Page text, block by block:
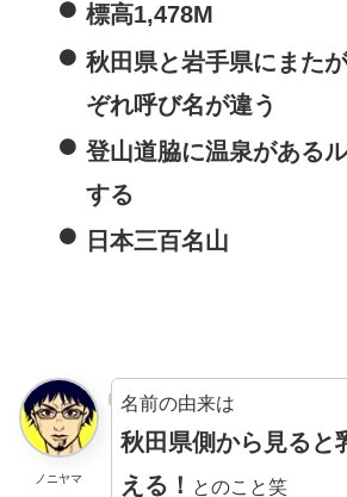
標高1,478M
秋田県と岩手県にまた
ぞれ呼び名が違う
登山道脇に温泉がある
する
日本三百名山
ノニヤマ
名前の由来は
秋田県側から見ると
える！ とのこと笑